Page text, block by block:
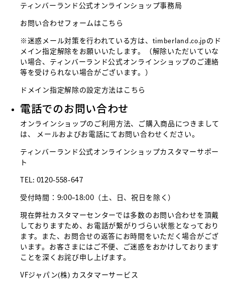
ティンバーランド公式オンラインショップ事務局
お問い合わせフォームはこちら
※迷惑メール対策を行われている方は、timberland.co.jpのド
メイン指定解除をお願いいたします。（解除いただいていな
い場合、ティンバーランド公式オンラインショップのご連絡
等を受けられない場合がございます。）
ドメイン指定解除の設定方法は こちら
電話でのお問い合わせ
オンラインショップのご利用方法、ご購入商品につきまして
は、 メールおよびお電話にてお問い合わせください。
ティンバーランド公式オンラインショップカスタマーサポー
ト
TEL: 0120-558-647
受付時間：9:00~18:00（土、日、祝日を除く）
現在弊社カスタマーセンターでは多数のお問い合わせを頂戴
しておりますため、お電話が繋がりづらい状態となっており
ます。また、お問合せの返答にお時間をいただく場合がござ
います。お客さまにはご不便、ご迷惑をおかけしております
ことを深くお詫び申し上げます。
VFジャパン(株) カスタマーサービス